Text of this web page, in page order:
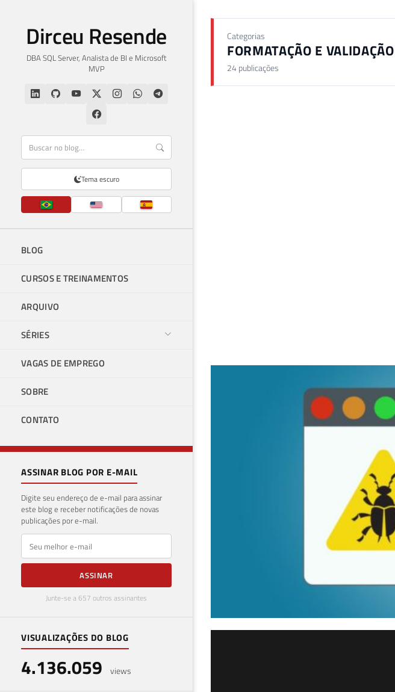
Dirceu Resende
DBA SQL Server, Analista de BI e Microsoft
MVP
Tema escuro
BLOG
CURSOS E TREINAMENTOS
ARQUIVO
SÉRIES
VAGAS DE EMPREGO
SOBRE
CONTATO
ASSINAR BLOG POR E-MAIL
Digite seu endereço de e-mail para assinar
este blog e receber notificações de novas
publicações por e-mail.
E-mail
ASSINAR
Junte-se a 657 outros assinantes
VISUALIZAÇÕES DO BLOG
4.136.059 views
Categorias
FORMATAÇÃO E
24 publicações
SQL Server -
utilizando
26 de maio de 2022 14 min de leitura
SQL Server -
que é, como